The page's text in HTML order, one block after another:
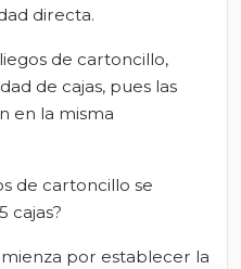
directa.
de cartoncillo,
de cajas, pues las
en la misma
de cartoncillo se
cajas?
por establecer la